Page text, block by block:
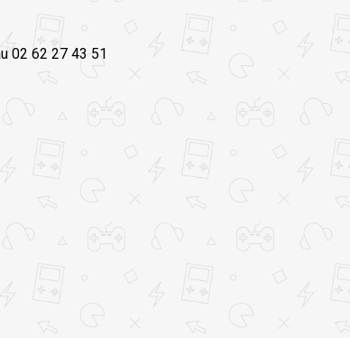
02 62 27 43 51